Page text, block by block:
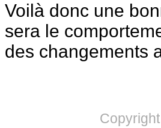
Voilà donc une
sera le
des changements